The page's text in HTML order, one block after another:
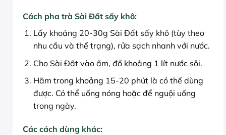
Cách pha trà Sài Đất sấy khô:
Lấy khoảng 20-30g Sài Đất sấy khô (tùy theo
nhu cầu và thể trạng), rửa sạch nhanh với nước.
Cho Sài Đất vào ấm, đổ khoảng 1 lít nước sôi.
Hãm trong khoảng 15-20 phút là có thể dùng
được. Có thể uống nóng hoặc để nguội uống
trong ngày.
Các cách dùng khác: